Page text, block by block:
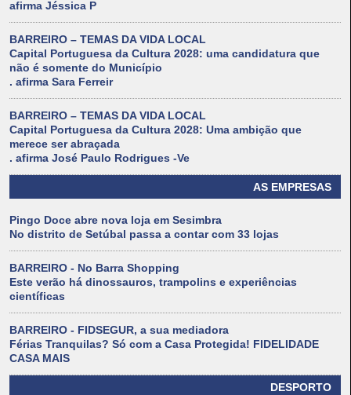
afirma Jéssica P
BARREIRO – TEMAS DA VIDA LOCAL
Capital Portuguesa da Cultura 2028: uma candidatura que
não é somente do Município
. afirma Sara Ferreir
BARREIRO – TEMAS DA VIDA LOCAL
Capital Portuguesa da Cultura 2028: Uma ambição que
merece ser abraçada
. afirma José Paulo Rodrigues -Ve
AS EMPRESAS
Pingo Doce abre nova loja em Sesimbra
No distrito de Setúbal passa a contar com 33 lojas
BARREIRO - No Barra Shopping
Este verão há dinossauros, trampolins e experiências
científicas
BARREIRO - FIDSEGUR, a sua mediadora
Férias Tranquilas? Só com a Casa Protegida! FIDELIDADE
CASA MAIS
DESPORTO